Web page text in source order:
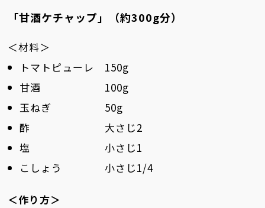
「甘酒ケチャップ」（約300g分）
＜材料＞
トマトピューレ 150g
甘酒 100g
玉ねぎ 50g
酢 大さじ2
塩 小さじ1
こしょう 小さじ1/4
＜作り方＞